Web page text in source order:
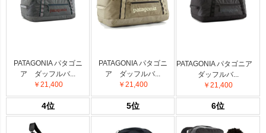
PATAGONIA パタゴニ
ア ダッフルバ...
￥21,400
PATAGONIA パタゴニ
ア ダッフルバ...
￥21,400
PATAGONIA パタゴニア
ダッフルバ...
￥21,400
4位 5位 6位